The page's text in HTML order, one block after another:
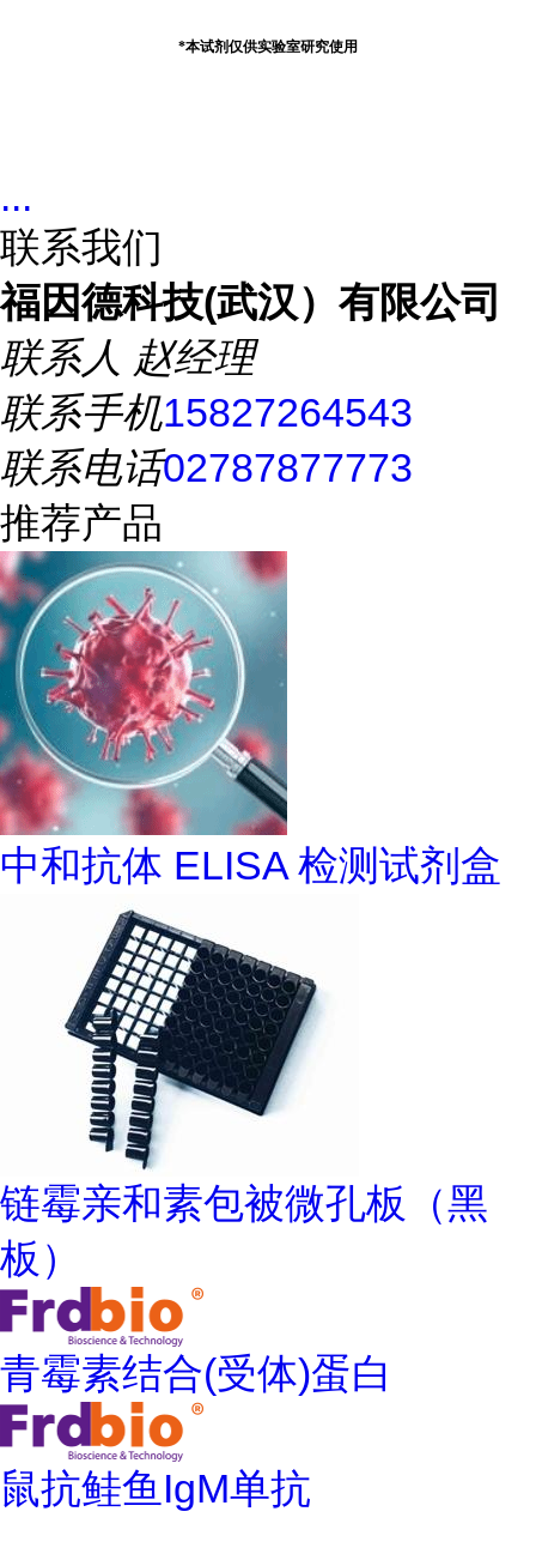
*本试剂仅供实验室研究使用
...
联系我们
福因德科技(武汉）有限公司
联系人 赵经理
联系手机15827264543
联系电话02787877773
推荐产品
中和抗体 ELISA 检测试剂盒
链霉亲和素包被微孔板（黑
板）
青霉素结合(受体)蛋白
鼠抗鲑鱼IgM单抗